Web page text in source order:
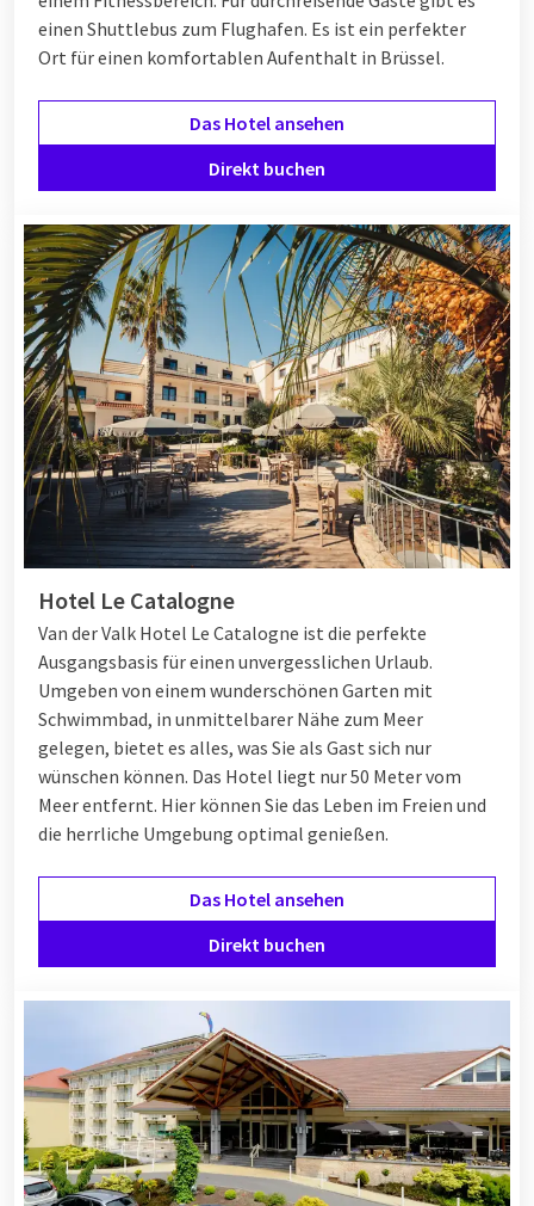
einen Shuttlebus zum Flughafen. Es ist ein perfekter
Ort für einen komfortablen Aufenthalt in Brüssel.
Das Hotel ansehen
Direkt buchen
Hotel Le Catalogne
Van der Valk Hotel Le Catalogne ist die perfekte
Ausgangsbasis für einen unvergesslichen Urlaub.
Umgeben von einem wunderschönen Garten mit
Schwimmbad, in unmittelbarer Nähe zum Meer
gelegen, bietet es alles, was Sie als Gast sich nur
wünschen können. Das Hotel liegt nur 50 Meter vom
Meer entfernt. Hier können Sie das Leben im Freien und
die herrliche Umgebung optimal genießen.
Das Hotel ansehen
Direkt buchen